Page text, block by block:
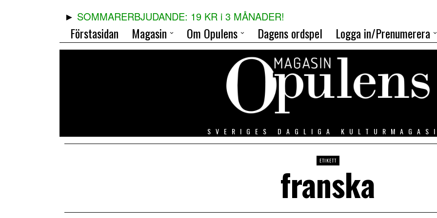
SOMMARERBJUDANDE: 19 KR i 3 MÅNADER!
Förstasidan Magasin Om Opulens Dagens ordspel Logga in/Prenumerera
SVERIGES DAGLIGA
ETIKETT
franska